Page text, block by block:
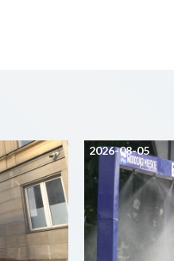
2026-08-05